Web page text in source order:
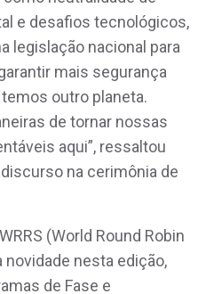
e desafios tecnológicos,
legislação nacional para
mais segurança
outro planeta.
de tornar nossas
aqui”, ressaltou
na cerimônia de
(World Round Robin
nesta edição,
de Fase e